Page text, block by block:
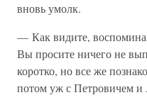
вновь умолк.
— Как видите,
Вы просите ничего не
коротко, но все же
потом уж с Петровичем и